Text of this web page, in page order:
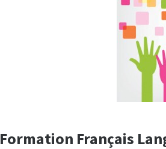
Formation Français